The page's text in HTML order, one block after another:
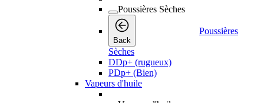
Poussières Sèches
Back
Poussières
Sèches
DDp+ (rugueux)
PDp+ (Bien)
Vapeurs d'huile